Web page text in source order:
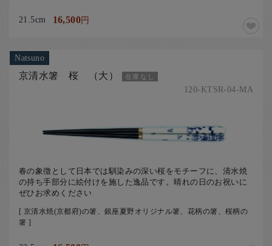
21.5cm 16,500円
Natsuno
京清水箸 桜 （大） 在庫なし
120-KTSR-04-MA
春の象徴として日本では馴染みの深い桜をモチーフに、清水焼
の持ち手部分に絵付けを施した逸品です。晴れの日のお祝いに
ぜひお求めください
[ 京清水焼(京都府)の箸、銀座夏野オリジナル箸、花柄の箸、桜柄の
箸 ]